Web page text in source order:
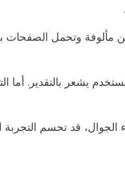
مألوفة وتحمل
يشعر بالتقدير. أما
قد تحسم التجربة